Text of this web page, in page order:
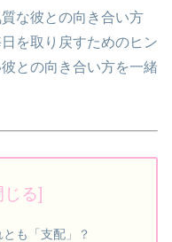
な彼との向き合い方
を取り戻すためのヒン
との向き合い方を一緒
も「支配」？